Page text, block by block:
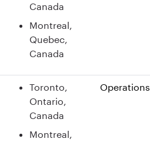
Canada
Montreal,
Quebec,
Canada
Toronto,
Ontario,
Canada
Montreal,
Operations